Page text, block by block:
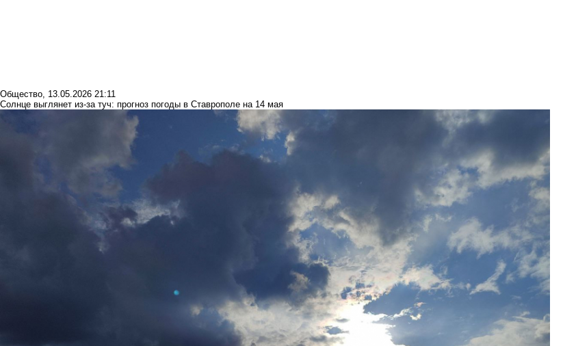
Общество, 13.05.2026 21:11
Солнце выглянет из-за туч: прогноз погоды в Ставрополе на 14 мая